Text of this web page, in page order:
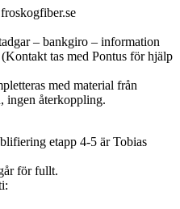
– bankgiro – information
tas med Pontus för hjälp
med material från
ingen återkoppling.
etapp 4-5 är Tobias
för fullt.